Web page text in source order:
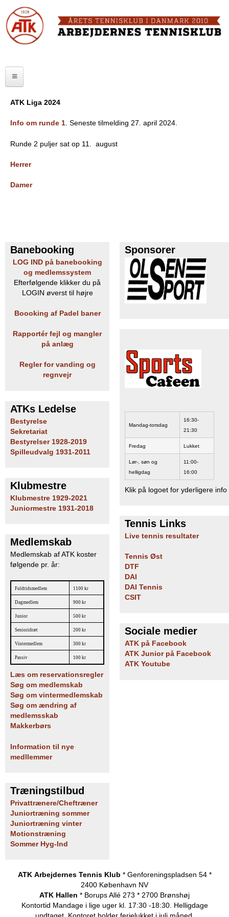
to
main
b
e
d
e
e
n
K
u
FORSIDE
ATK HALLEN
PADEL I ATK
ATK Liga 2024
Info om runde 1. Seneste tilmelding 27. april 2024.
Runde 2 puljer sat op 11. august
Herrer
Damer
Banebooking
LOG IND på banebooking
og medlemssystem
Efterfølgende klikker du på
LOGIN øverst til højre
Boooking af Padel baner
Rapportér fejl og mangler
på anlæg
Regler for vanding og
regnvejr
ATKs Ledelse
Bestyrelse
Sekretariat
Bestyrelser 1928-2019
Spilleudvalg 1931-2011
Klubmestre
Klubmestre 1929-2021
Juniormestre 1931-2018
Medlemskab
Medlemskab af ATK koster
følgende pr. år:
Fuldtidsmedlem 1100 kr
Dagmedlem 900 kr
Junior 500 kr
Senioridræt 200 kr
Vintermedlem 300 kr
Passiv 100 kr
Læs om reservationsregler
Søg om medlemskab
Søg om vintermedlemskab
Søg om ændring af
medlemsskab
Makkerbørs
Information til nye
medllemmer
Træningstilbud
Privattrænere/Cheftræner
Juniortræning sommer
Juniortræning vinter
Motionstræning
Sommer Hyg-Ind
Sponsorer
Mandag-torsdag
16:30-
21:30
Fredag Lukket
Lør-, søn og
helligdag
11:00-
16:00
Klik på logoet for yderligere info
Tennis Links
Live tennis resultater
Tennis Øst
DTF
DAI
DAI Tennis
CSIT
Sociale medier
ATK på Facebook
ATK Junior på Facebook
ATK Youtube
ATK Arbejdernes Tennis Klub * Genforeningspladsen 54 *
2400 København NV
ATK Hallen * Borups Allé 273 * 2700 Brønshøj
Kontortid Mandage i lige uger kl. 17:30 -18:30. Helligdage